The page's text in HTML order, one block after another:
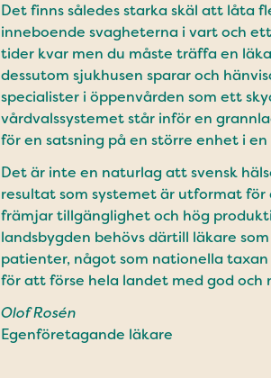
Det finns således starka skäl att låta
inneboende svagheterna i vart och
tider kvar men du måste träffa en
dessutom sjukhusen sparar och
specialister i öppenvården som ett
vårdvalssystemet står inför en
för en satsning på en större enhet i
Det är inte en naturlag att svensk
resultat som systemet är utformat
främjar tillgänglighet och hög
landsbygden behövs därtill läkare
patienter, något som nationella
för att förse hela landet med god och
Olof Rosén
Egenföretagande läkare